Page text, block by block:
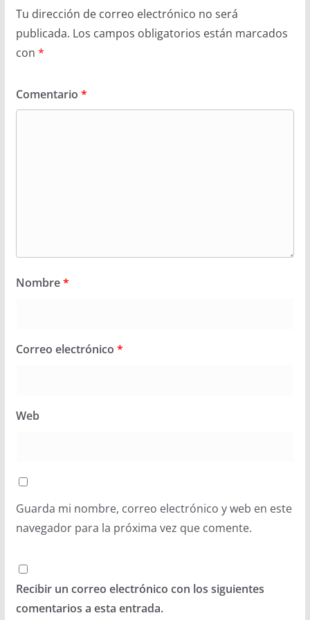
Tu dirección de correo electrónico no será
publicada. Los campos obligatorios están marcados
con *
Comentario *
Nombre*
Correo electrónico *
Web
Guarda mi nombre, correo electrónico y web en este
navegador para la próxima vez que comente.
Recibir un correo electrónico con los siguientes
comentarios a esta entrada.